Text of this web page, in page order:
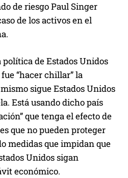
de riesgo Paul Singer
de los activos en el
de Estados Unidos
“hacer chillar” la
sigue Estados Unidos
Está usando dicho país
que tenga el efecto de
que no pueden proteger
medidas que impidan que
Unidos sigan
económico.